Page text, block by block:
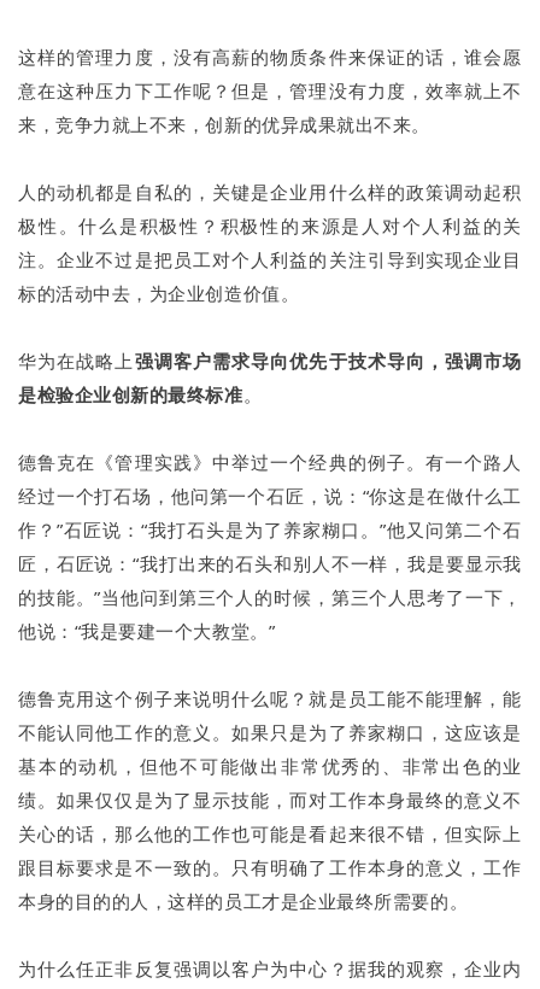
这样的管理力度，没有高薪的物质条件来保证的话，谁会愿
意在这种压力下工作呢？但是，管理没有力度，效率就上不
来，竞争力就上不来，创新的优异成果就出不来。
人的动机都是自私的，关键是企业用什么样的政策调动起积
极性。什么是积极性？积极性的来源是人对个人利益的关
注。企业不过是把员工对个人利益的关注引导到实现企业目
标的活动中去，为企业创造价值。
华为在战略上强调客户需求导向优先于技术导向，强调市场
是检验企业创新的最终标准。
德鲁克在《管理实践》中举过一个经典的例子。有一个路人
经过一个打石场，他问第一个石匠，说：“你这是在做什么工
作？”石匠说：“我打石头是为了养家糊口。”他又问第二个石
匠，石匠说：“我打出来的石头和别人不一样，我是要显示我
的技能。”当他问到第三个人的时候，第三个人思考了一下，
他说：“我是要建一个大教堂。”
德鲁克用这个例子来说明什么呢？就是员工能不能理解，能
不能认同他工作的意义。如果只是为了养家糊口，这应该是
基本的动机，但他不可能做出非常优秀的、非常出色的业
绩。如果仅仅是为了显示技能，而对工作本身最终的意义不
关心的话，那么他的工作也可能是看起来很不错，但实际上
跟目标要求是不一致的。只有明确了工作本身的意义，工作
本身的目的的人，这样的员工才是企业最终所需要的。
为什么任正非反复强调以客户为中心？据我的观察，企业内